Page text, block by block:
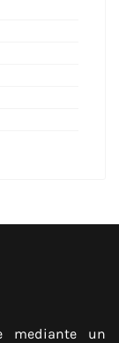
mediante un